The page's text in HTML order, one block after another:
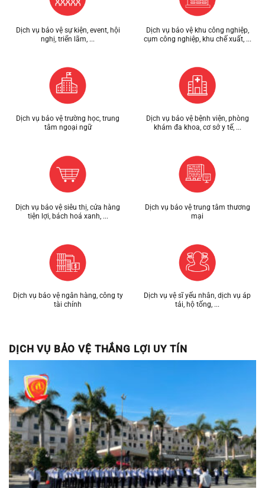
Dịch vụ bảo vệ sự kiện, event, hội
nghị, triển lãm, ...
Dịch vụ bảo vệ khu công nghiệp,
cụm công nghiệp, khu chế xuất, ...
Dịch vụ bảo vệ trường học, trung
tâm ngoại ngữ
Dịch vụ bảo vệ bệnh viện, phòng
khám đa khoa, cơ sở y tế, ...
Dịch vụ bảo vệ siêu thị, cửa hàng
tiện lợi, bách hoá xanh, ...
Dịch vụ bảo vệ trung tâm thương
mại
Dịch vụ bảo vệ ngân hàng, công ty
tài chính
Dịch vụ vệ sĩ yếu nhân, dịch vụ áp
tải, hộ tống, ...
DỊCH VỤ BẢO VỆ THẮNG LỢI UY TÍN